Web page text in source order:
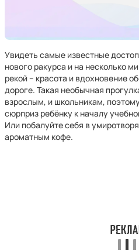
Увидеть самые известные
нового ракурса и на несколько
рекой – красота и вдохновение
дороге. Такая необычная
взрослым, и школьникам,
сюрприз ребёнку к началу
Или побалуйте себя в
ароматным кофе.